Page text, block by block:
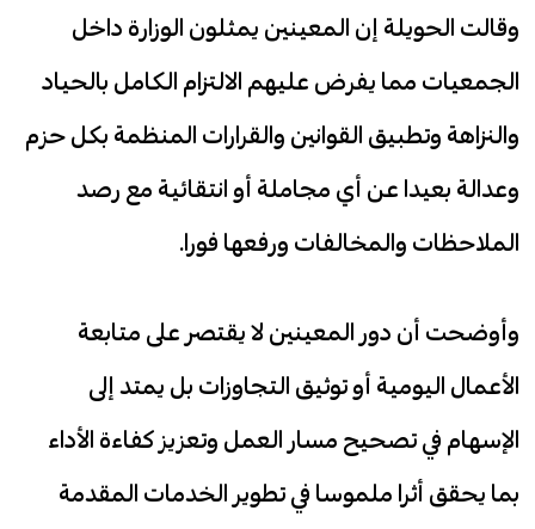
وقالت الحويلة إن المعينين يمثلون الوزارة داخل
الجمعيات مما يفرض عليهم الالتزام الكامل بالحياد
والنزاهة وتطبيق القوانين والقرارات المنظمة بكل حزم
وعدالة بعيدا عن أي مجاملة أو انتقائية مع رصد
الملاحظات والمخالفات ورفعها فورا.
وأوضحت أن دور المعينين لا يقتصر على متابعة
الأعمال اليومية أو توثيق التجاوزات بل يمتد إلى
الإسهام في تصحيح مسار العمل وتعزيز كفاءة الأداء
بما يحقق أثرا ملموسا في تطوير الخدمات المقدمة